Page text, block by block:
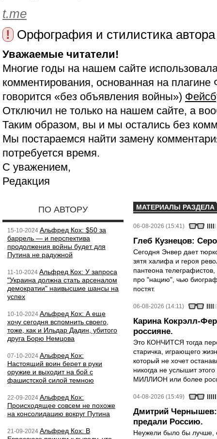
t.me
!
Орфография и стилистика
Уважаемые читатели!
Многие годы на нашем сайте
комментирования, основанная на
говорится «без объявления войны»)
Отключил не только на нашем сайте, а
Таким образом, вы и мы остались без
Мы постараемся найти замену
потребуется время.
С уважением,
Редакция
ПО АВТОРУ
15-10-2024 Альфред Кох: $50 за
баррель — и перспектива
продолжения войны будет для
Путина не радужной
11-10-2024 Альфред Кох: У запроса
"Украина должна стать арсеналом
демократии" наивысшие шансы на
успех
10-10-2024 Альфред Кох: А еще
хочу сегодня вспомнить своего,
тоже, как и Ильдар Дадин, убитого
друга Борю Немцова
07-10-2024 Альфред Кох:
Настоящий воин берет в руки
оружие и выходит на бой с
фашистской силой темною
22-09-2024 Альфред Кох:
Происходящее совсем не похоже
на консолидацию вокруг Путина
21-09-2024 Альфред Кох: В
МАТЕРИАЛЫ РАЗДЕЛА
06-08-2026 (15:41)
Глеб Кузнецов:
Сегодня Энвер дает
зятя халифа и героя
пантеона
про "нацию", чью
постят.
06-08-2026 (14:11)
Карина Кокрэлл-
россияне.
Это КОНЧИТСЯ тогда
старичка, играющего
который не хочет
никогда не услышит
МИЛЛИОН или более
04-08-2026 (15:49)
Дмитрий Чернышев:
предали Россию.
Неужели было бы лучше,